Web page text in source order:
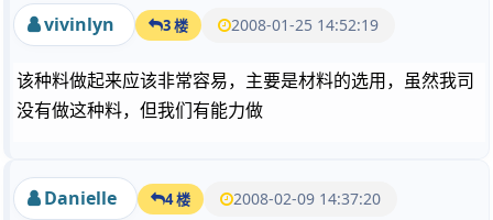
vivinlyn 3 楼 2008-01-25 14:52:19
该种料做起来应该非常容易，主要是材料的选用，虽然我司
没有做这种料，但我们有能力做
Danielle 4 楼 2008-02-09 14:37:20